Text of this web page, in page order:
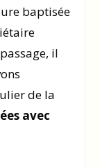
baptisée
il
de la
avec